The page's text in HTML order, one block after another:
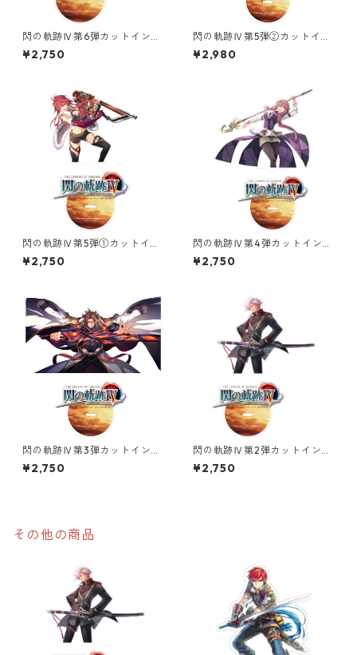
閃の軌跡Ⅳ第6弾カットインイ
ラストオーロラアクリルスタ
ンド
¥2,750
閃の軌跡Ⅳ第5弾②カットイン
イラストオーロラアクリルス
タンド
¥2,980
閃の軌跡Ⅳ第5弾①カットイン
イラストオーロラアクリルス
タンド
¥2,750
閃の軌跡Ⅳ第4弾カットインイ
ラストオーロラアクリルスタ
ンド
¥2,750
閃の軌跡Ⅳ第3弾カットインイ
ラストオーロラアクリルスタ
ンド
¥2,750
閃の軌跡Ⅳ第2弾カットインイ
ラストオーロラアクリルスタ
ンド
¥2,750
その他の商品